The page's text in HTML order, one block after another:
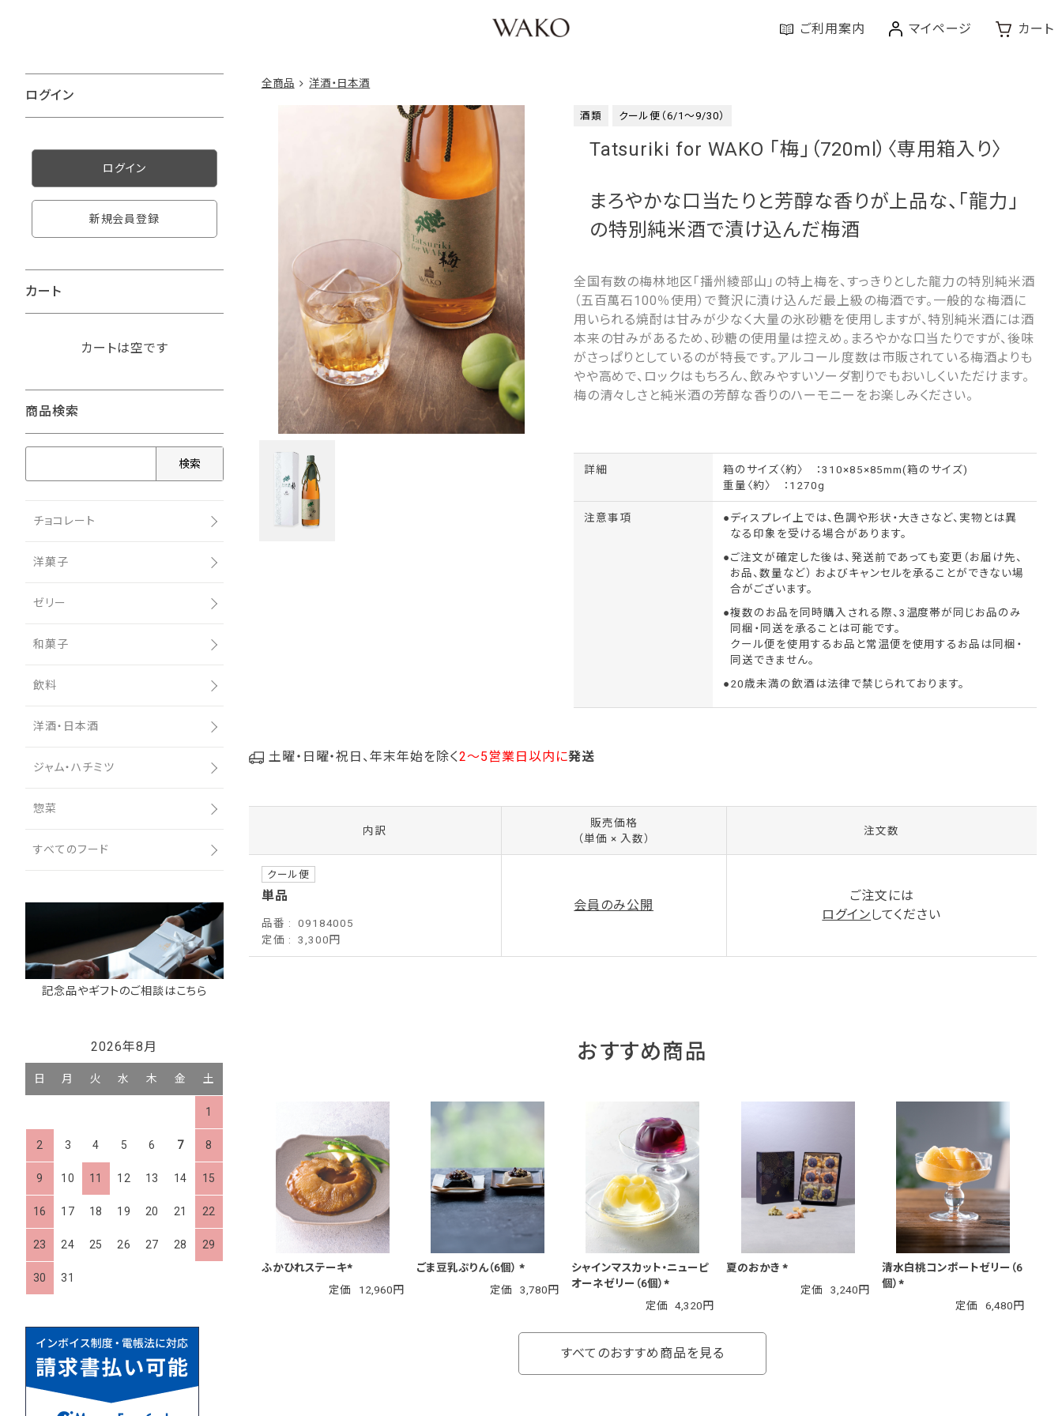
ご利用案内 マイページ カート
全商品 洋酒・日本酒
酒類 クール便（6/1～9/30）
Tatsuriki for WAKO 「梅」（720ml）〈専用箱入り〉
まろやかな口当たりと芳醇な香りが上品な、「龍力」
の特別純米酒で漬け込んだ梅酒
全国有数の梅林地区「播州綾部山」の特上梅を、すっきりとした龍力の特別純米酒
（五百萬石100％使用）で贅沢に漬け込んだ最上級の梅酒です。一般的な梅酒に
用いられる焼酎は甘みが少なく大量の氷砂糖を使用しますが、特別純米酒には酒
本来の甘みがあるため、砂糖の使用量は控えめ。まろやかな口当たりですが、後味
がさっぱりとしているのが特長です。アルコール度数は市販されている梅酒よりも
やや高めで、ロックはもちろん、飲みやすいソーダ割りでもおいしくいただけます。
梅の清々しさと純米酒の芳醇な香りのハーモニーをお楽しみください。
詳細
箱のサイズ〈約〉 ：310×85×85mm(箱のサイズ)
重量〈約〉 ：1270g
注意事項
ディスプレイ上では、色調や形状・大きさなど、実物とは異
なる印象を受ける場合があります。
ご注文が確定した後は、発送前であっても変更（お届け先、
お品、数量など） およびキャンセルを承ることができない場
合がございます。
複数のお品を同時購入される際、3温度帯が同じお品のみ
同梱・同送を承ることは可能です。
クール便を使用するお品と常温便を使用するお品は同梱・
同送できません。
20歳未満の飲酒は法律で禁じられております。
土曜・日曜・祝日、年末年始を除く2～5営業日以内に発送
内訳
販売価格
（単価 × 入数）
注文数
クール便
単品
品番
09184005
定価
3,300円
会員のみ公開
ご注文には
ログイン してください
おすすめ商品
ふかひれステーキ*
定価
12,960円
ごま豆乳ぷりん（6個） *
定価
3,780円
シャインマスカット・ニューピ
オーネゼリー（6個）*
定価
4,320円
夏のおかき *
定価
3,240円
清水白桃コンポートゼリー（6
個）*
定価
6,480円
すべてのおすすめ商品を見る
ログイン
ログイン
新規会員登録
カート
カートは空です
商品検索
検索
チョコレート
洋菓子
ゼリー
和菓子
飲料
洋酒・日本酒
ジャム・ハチミツ
惣菜
すべてのフード
記念品やギフトのご相談はこちら
2026年8月
日 月 火 水 木 金 土
1
2 3 4 5 6 7 8
9 10 11 12 13 14 15
16 17 18 19 20 21 22
23 24 25 26 27 28 29
30 31